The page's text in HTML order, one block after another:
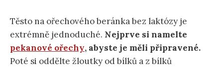
Těsto na ořechového beránka bez laktózy je
extrémně jednoduché. Nejprve si namelte
pekanové ořechy, abyste je měli připravené.
Poté si oddělte žloutky od bílků a z bílků